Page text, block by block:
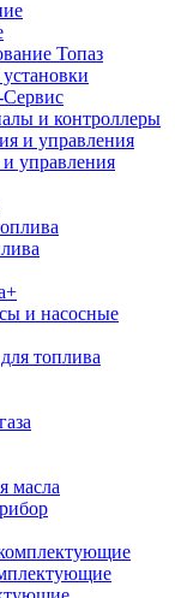
Топаз
Сервис
и контроллеры
управления
и насосные
топлива
масла